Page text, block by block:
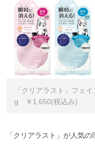
「クリアラスト」フ
g ￥1,650(税込み)
「クリアラスト」が人気